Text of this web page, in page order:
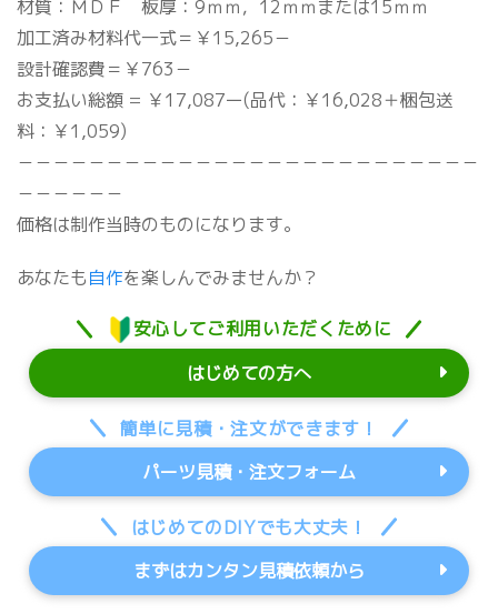
材質：ＭＤＦ 板厚：9ｍｍ，12ｍｍまたは15ｍｍ
加工済み材料代一式＝￥15,265－
設計確認費＝￥763－
お支払い総額 = ￥17,087ー(品代：￥16,028＋梱包送
料：￥1,059)
－－－－－－－－－－－－－－－－－－－－－－－－－－
－－－－－－
価格は制作当時のものになります。
あなたも自作を楽しんでみませんか？
安心してご利用いただくために
はじめての方へ
簡単に見積・注文ができます！
パーツ見積・注文フォーム
はじめてのDIYでも大丈夫！
まずはカンタン見積依頼から